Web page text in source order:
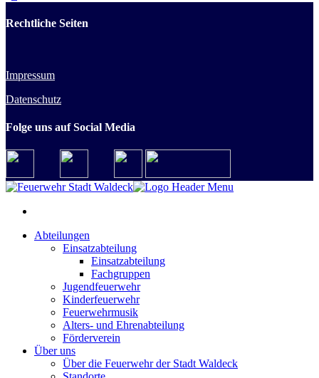
Rechtliche Seiten
Impressum
Datenschutz
Folge uns auf Social Media
Abteilungen
Einsatzabteilung
Einsatzabteilung
Fachgruppen
Jugendfeuerwehr
Kinderfeuerwehr
Feuerwehrmusik
Alters- und Ehrenabteilung
Förderverein
Über uns
Über die Feuerwehr der Stadt Waldeck